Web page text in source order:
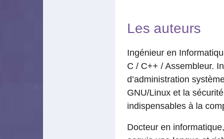
Les auteurs
Ingénieur en
C / C++ / Assembleur.
d’administration
GNU/Linux et la
indispensables à la
Docteur en informatique,